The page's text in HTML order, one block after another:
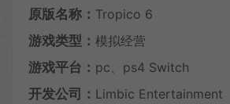
原版名称： Tropico 6
游戏类型： 模拟经营
游戏平台： pc、ps4 Switch
开发公司： Limbic Entertainment